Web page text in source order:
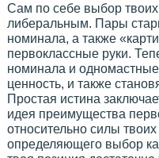
Сам по себе выбор
либеральным. Пары
номинала, а также
первоклассные руки.
номинала и
ценность, и также
Простая истина
идея преимущества
относительно силы
определяющего выбор